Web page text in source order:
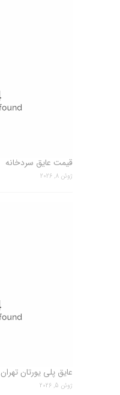
قیمت عایق سردخانه
ژوئن 8, 2026
عایق پلی یورتان تهران
ژوئن 5, 2026